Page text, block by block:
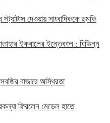
দেওয়ায় সাংবাদিককে হুমকি
ইকবালের ইন্তেকাল : বিভিন্ন
সবজির বাজারে অস্থিরতা
ফিরলেন মেডেল হাতে